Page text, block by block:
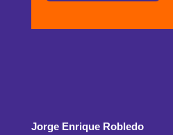
Jorge Enrique Robledo